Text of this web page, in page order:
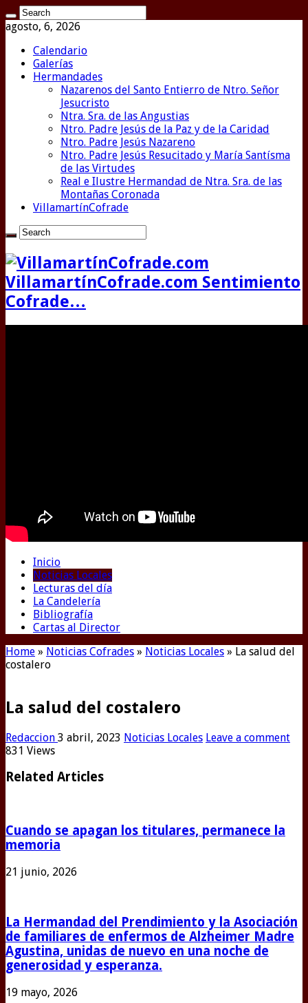
agosto, 6, 2026
Calendario
Galerías
Hermandades
Nazarenos del Santo Entierro de Ntro. Señor
Jesucristo
Ntra. Sra. de las Angustias
Ntro. Padre Jesús de la Paz y de la Caridad
Ntro. Padre Jesús Nazareno
Ntro. Padre Jesús Resucitado y María Santísma
de las Virtudes
Real e Ilustre Hermandad de Ntra. Sra. de las
Montañas Coronada
VillamartínCofrade
VillamartínCofrade.com Sentimiento
Cofrade…
Inicio
Noticias Locales
Lecturas del día
La Candelería
Bibliografía
Cartas al Director
Home » Noticias Cofrades » Noticias Locales » La salud del
costalero
La salud del costalero
Redaccion 3 abril, 2023 Noticias Locales Leave a comment
831 Views
Related Articles
Cuando se apagan los titulares, permanece la
memoria
21 junio, 2026
La Hermandad del Prendimiento y la Asociación
de familiares de enfermos de Alzheimer Madre
Agustina, unidas de nuevo en una noche de
generosidad y esperanza.
19 mayo, 2026